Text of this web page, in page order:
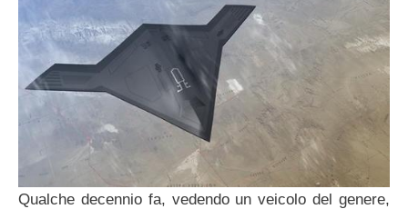
Qualche decennio fa, vedendo un veicolo del genere,